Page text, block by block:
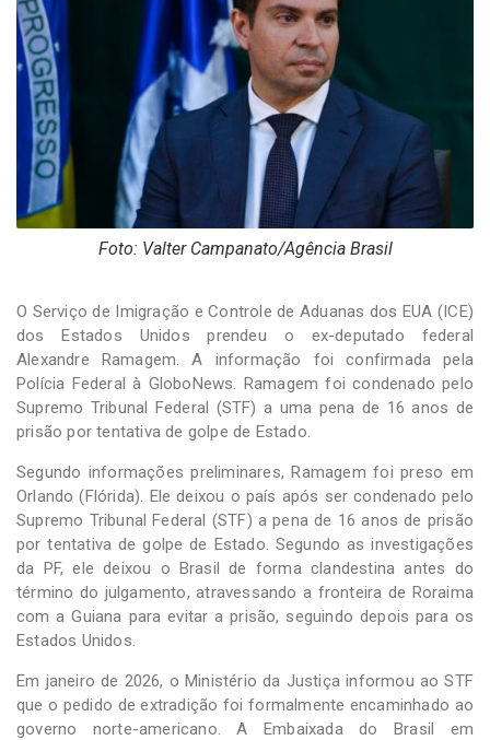
por
Hesea
Tecnologia
Sistemas
Foto: Valter Campanato/Agência Brasil
O Serviço de Imigração e Controle de Aduanas dos EUA (ICE)
dos Estados Unidos prendeu o ex-deputado federal
Alexandre Ramagem. A informação foi confirmada pela
Polícia Federal à GloboNews. Ramagem foi condenado pelo
Supremo Tribunal Federal (STF) a uma pena de 16 anos de
prisão por tentativa de golpe de Estado.
Segundo informações preliminares, Ramagem foi preso em
Orlando (Flórida). Ele deixou o país após ser condenado pelo
Supremo Tribunal Federal (STF) a pena de 16 anos de prisão
por tentativa de golpe de Estado. Segundo as investigações
da PF, ele deixou o Brasil de forma clandestina antes do
término do julgamento, atravessando a fronteira de Roraima
com a Guiana para evitar a prisão, seguindo depois para os
Estados Unidos.
Em janeiro de 2026, o Ministério da Justiça informou ao STF
que o pedido de extradição foi formalmente encaminhado ao
governo norte-americano. A Embaixada do Brasil em